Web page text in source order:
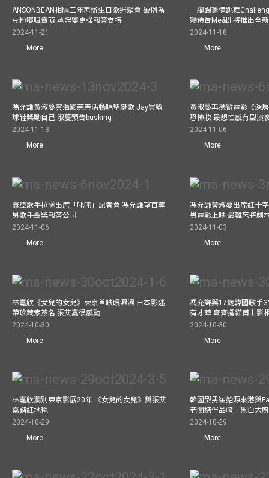
ANSONBEAN相隔三年再辦生日歌迷聚會 破例為
豆粉嘟咀賣萌 承諾變更強報答支持
2024-11-21
More
一腳踢籌備跳舞
穎預告Me&即將推出全
2024-11-18
More
馮允謙黃淑蔓雲浩影慈善活動唱聖誕歌 Jay買籃
球鞋獎勵自己 淑蔓預告busking
2024-11-13
More
黃淑蔓再憑微電影《深
恐怖妝 最想性感有型演
2024-11-06
More
寰亞歌手拉隊出席「叱咤」記者會 馮允謙望首奪
男歌手金獎報答公司
2024-11-06
More
馮允謙黃淑蔓出席紅十
男電影上映 最難忘將劇
2024-11-03
More
林嘉欣《女兒的女兒》東京首映眼濕濕 日本影迷
帶珍藏索簽名 張艾嘉很感動
2024-10-30
More
馮允謙與17歲韓國歌手
有才華 齊齊擺貓甫士影
2024-10-30
More
林嘉欣濶別東京影展20年 《女兒的女兒》與張艾
嘉踏紅地毯
2024-10-29
More
韓國型男崔始源來港與
老闆結伴品嚐「黑白大
2024-10-29
More